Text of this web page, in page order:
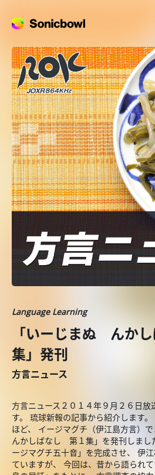
Language Learning
「いーじまぬ んか
集」発刊
方言ニュース
方言ニュース２０１４年９月２６日放
す。 琉球新報の記事から紹介します
ほど、 イージマグチ（伊江島方言）
んかしばなし 第１集」を発刊しまし
ージマグチ五十音」を完成させ、 伊
ていますが、 今回は、昔から語られ